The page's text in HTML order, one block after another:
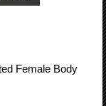
Female Body